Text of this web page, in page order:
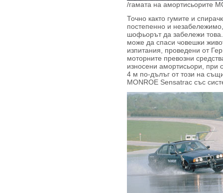
/гамата на амортисьорите
Точно както гумите и
постепенно и
шофьорът да забележи
може да спаси човешки
изпитания, проведени от
моторните превозни
износени амортисьори, при
4 м по-дълъг от този на
MONROE Sensatrac със